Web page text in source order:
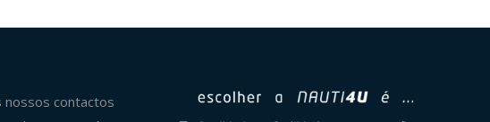
nossos contactos